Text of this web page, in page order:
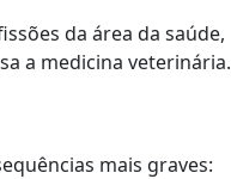
da área da saúde,
a medicina veterinária.
mais graves: